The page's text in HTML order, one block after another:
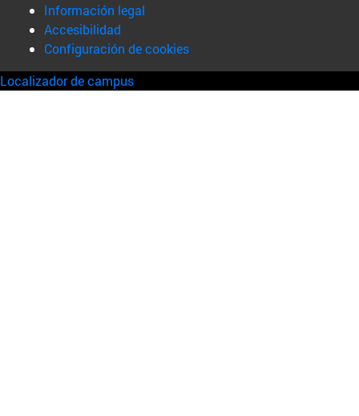
Información legal
Accesibilidad
Configuración de cookies
Localizador de campus